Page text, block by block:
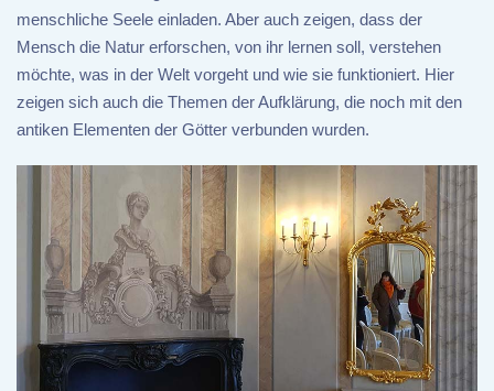
menschliche Seele einladen. Aber auch zeigen, dass der
Mensch die Natur erforschen, von ihr lernen soll, verstehen
möchte, was in der Welt vorgeht und wie sie funktioniert. Hier
zeigen sich auch die Themen der Aufklärung, die noch mit den
antiken Elementen der Götter verbunden wurden.